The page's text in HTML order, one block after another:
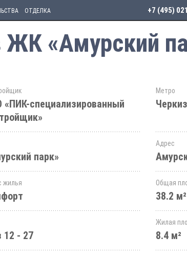
ОТДЕЛКА +7 (495)
ЖК «Амурский
«ПИК-специализированный
Метро
парк»
Адрес
жилья Общая
38.2 м²
12 - 27
Жилая
8.4 м²